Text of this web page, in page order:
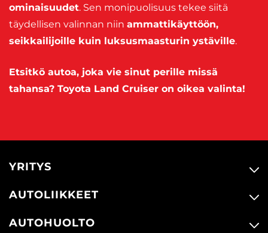
ominaisuudet. Sen monipuolisuus tekee siitä
täydellisen valinnan niin ammattikäyttöön,
seikkailijoille kuin luksusmaasturin ystäville.
Etsitkö autoa, joka vie sinut perille missä
tahansa? Toyota Land Cruiser on oikea valinta!
YRITYS
AUTOLIIKKEET
AUTOHUOLTO